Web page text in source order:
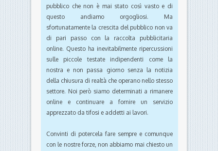
pubblico che non è mai stato così vasto e di
questo andiamo orgogliosi. Ma
sfortunatamente la crescita del pubblico non va
di pari passo con la raccolta pubblicitaria
online. Questo ha inevitabilmente ripercussioni
sulle piccole testate indipendenti come la
nostra e non passa giorno senza la notizia
della chiusura di realtà che operano nello stesso
settore. Noi però siamo determinati a rimanere
online e continuare a fornire un servizio
apprezzato da tifosi e addetti ai lavori.
Convinti di potercela fare sempre e comunque
con le nostre forze, non abbiamo mai chiesto un